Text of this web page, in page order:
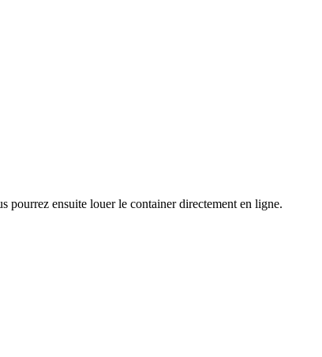
pourrez ensuite louer le container directement en ligne.